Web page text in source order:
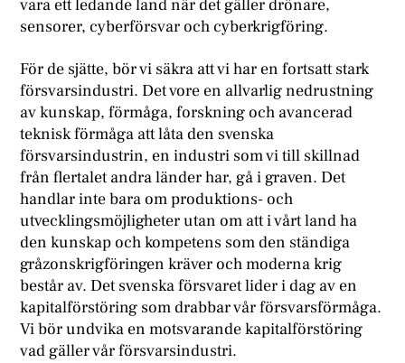
vara ett ledande land när det gäller drönare,
sensorer, cyberförsvar och cyberkrigföring.
För de sjätte, bör vi säkra att vi har en fortsatt stark
försvarsindustri. Det vore en allvarlig nedrustning
av kunskap, förmåga, forskning och avancerad
teknisk förmåga att låta den svenska
försvarsindustrin, en industri som vi till skillnad
från flertalet andra länder har, gå i graven. Det
handlar inte bara om produktions- och
utvecklingsmöjligheter utan om att i vårt land ha
den kunskap och kompetens som den ständiga
gråzonskrigföringen kräver och moderna krig
består av. Det svenska försvaret lider i dag av en
kapitalförstöring som drabbar vår försvarsförmåga.
Vi bör undvika en motsvarande kapitalförstöring
vad gäller vår försvarsindustri.